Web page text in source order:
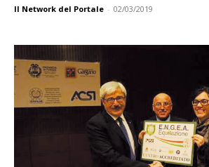
Il Network del Portale - 02/03/2019